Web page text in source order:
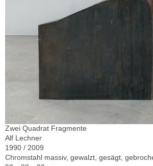
Zwei Quadrat Fragmente
Alf Lechner
1990 / 2009
Chromstahl massiv, gewalzt, gesägt,